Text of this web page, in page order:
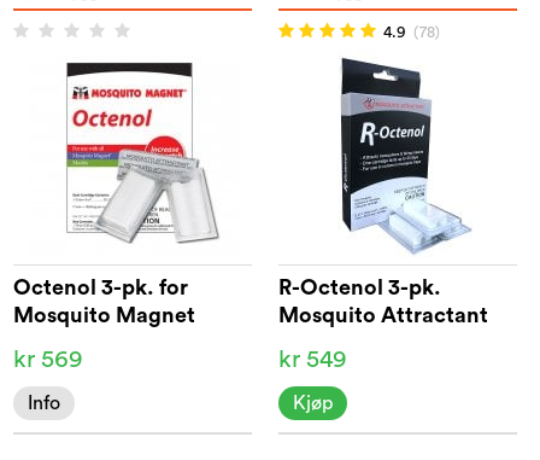
Octenol 3-pk. for
Mosquito Magnet
kr 569
Info
4.9 (78)
R-Octenol 3-pk.
Mosquito Attractant
kr 549
Kjøp